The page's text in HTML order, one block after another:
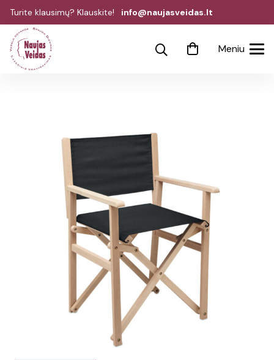
Turite klausimų? Klauskite! info@naujasveidas.lt
Meniu